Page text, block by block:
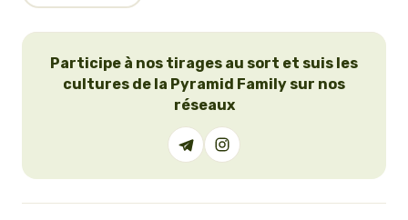
Participe à nos tirages au sort et suis les
cultures de la Pyramid Family sur nos
réseaux